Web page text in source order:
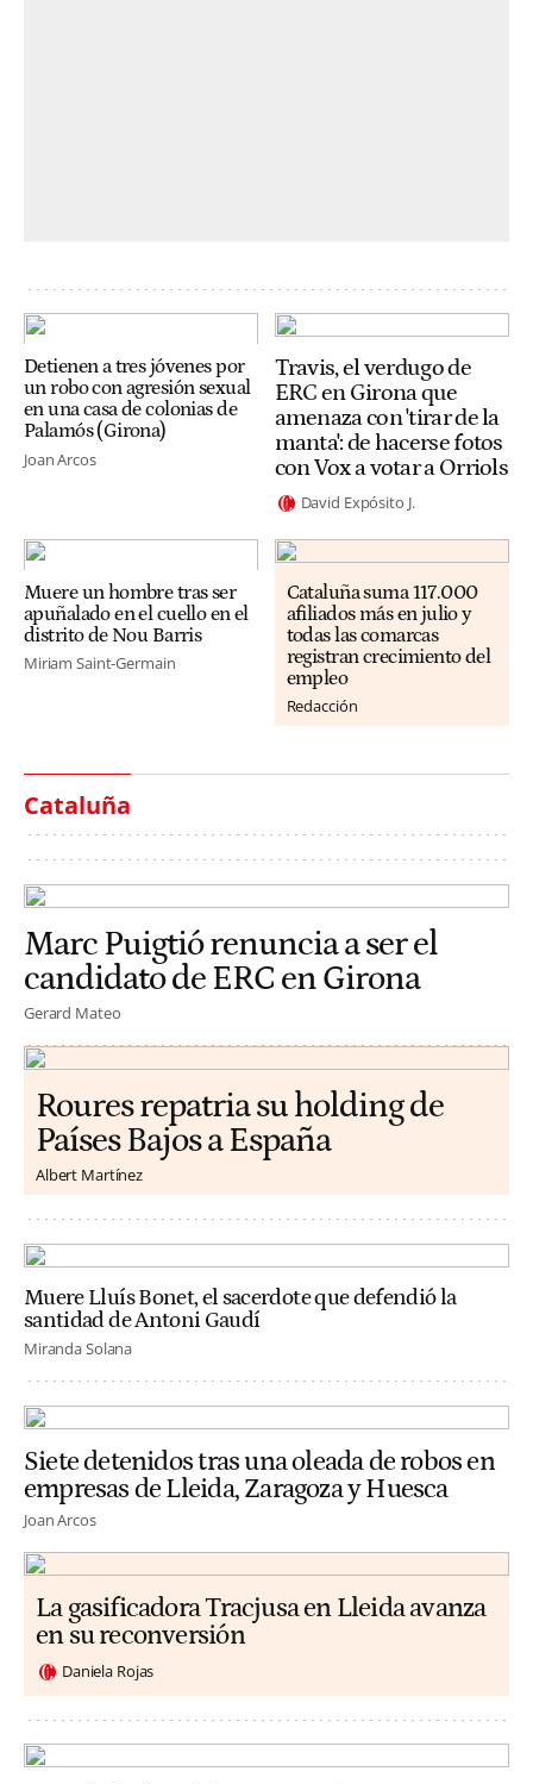
Detienen a tres jóvenes por
un robo con agresión sexual
en una casa de colonias de
Palamós (Girona)
Joan Arcos
Travis, el verdugo de
ERC en Girona que
amenaza con 'tirar de la
manta': de hacerse fotos
con Vox a votar a Orriols
David Expósito J.
Muere un hombre tras ser
apuñalado en el cuello en el
distrito de Nou Barris
Miriam Saint-Germain
Cataluña suma 117.000
afiliados más en julio y
todas las comarcas
registran crecimiento del
empleo
Redacción
Cataluña
Marc Puigtió renuncia a ser el
candidato de ERC en Girona
Gerard Mateo
Roures repatria su holding de
Países Bajos a España
Albert Martínez
Muere Lluís Bonet, el sacerdote que defendió la
santidad de Antoni Gaudí
Miranda Solana
Siete detenidos tras una oleada de robos en
empresas de Lleida, Zaragoza y Huesca
Joan Arcos
La gasificadora Tracjusa en Lleida avanza
en su reconversión
Daniela Rojas